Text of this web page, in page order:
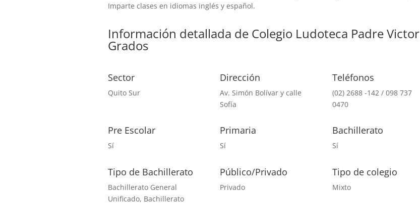
Imparte clases en idiomas inglés y español.
Información detallada de Colegio Ludoteca Padre Victor
Grados
Sector
Quito Sur
Dirección
Av. Simón Bolívar y calle
Sofía
Teléfonos
(02) 2688 -142 / 098 737
0470
Pre Escolar
Sí
Primaria
Sí
Bachillerato
Sí
Tipo de Bachillerato
Bachillerato General
Unificado, Bachillerato
Público/Privado
Privado
Tipo de colegio
Mixto